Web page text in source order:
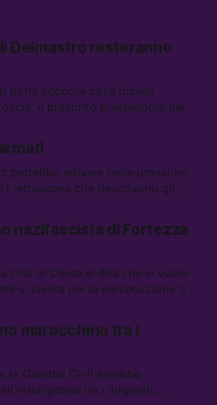
Delmastro resteranno
potrà scoprire cosa diceva
il presunto prestanome del
chiederà 36 miliardi di
e Grokipedia è già stata
potrebbe arrivare nelle prossime
i retroscena che descrivono gli
il boom dei carburanti
data center sono stati arrestati
nazifascista di Fortezza
crisi di Ceuta si dirà che si vuole
si lavora per la persecuzione dei
di 19 anni è morto sotto il
e cosa dice l’AI Act europeo
marocchino tra i
la Guardia Civil avrebbe
tra i migranti